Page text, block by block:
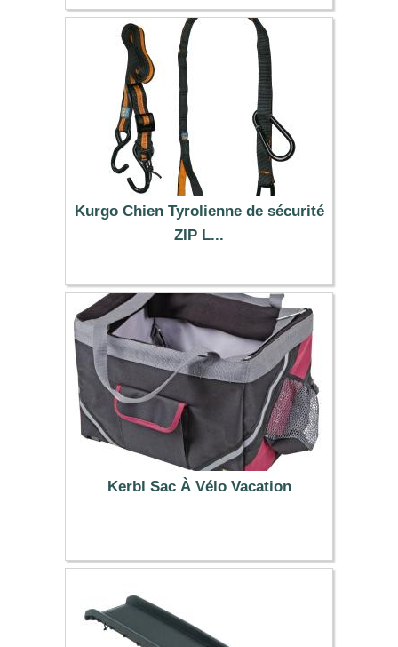
7.99 €
Kurgo Chien Tyrolienne de sécurité
ZIP L...
29.90 €
Kerbl Sac À Vélo Vacation
31.99 €